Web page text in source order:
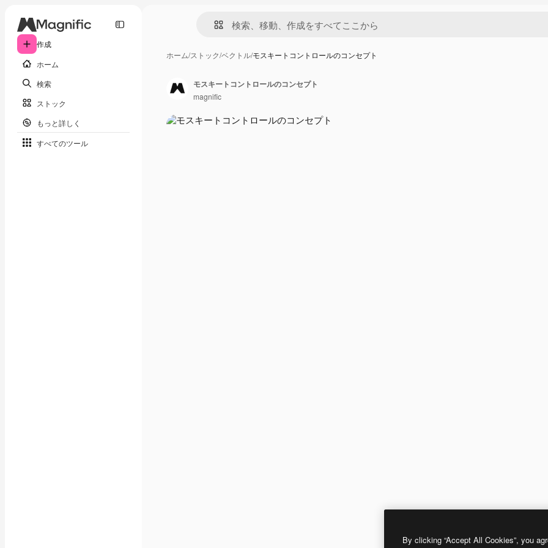
作成
ホーム
検索
ストック
もっと詳しく
すべてのツール
ホーム/ストック/ベクトル/モスキートコントロールのコンセプト
モスキートコントロールのコンセプト
magnific
By clicking “Accept All Cookies”, you